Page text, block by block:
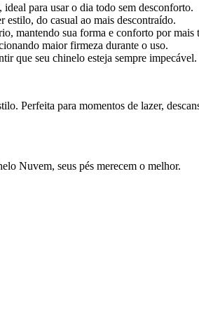
para usar o dia todo sem desconforto.
do casual ao mais descontraído.
mantendo sua forma e conforto por mais
maior firmeza durante o uso.
que seu chinelo esteja sempre impecável.
Perfeita para momentos de lazer,
Nuvem, seus pés merecem o melhor.